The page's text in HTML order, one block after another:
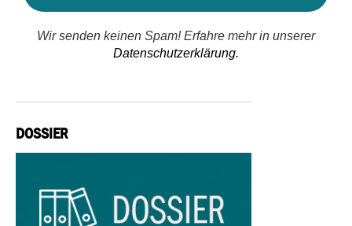
Wir senden keinen Spam! Erfahre mehr in unserer
Datenschutzerklärung.
DOSSIER